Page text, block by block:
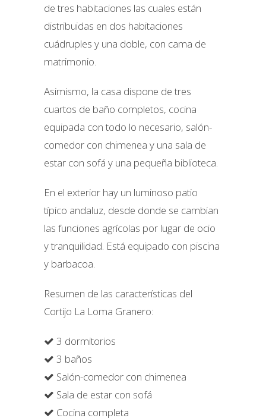
de tres habitaciones las cuales están
distribuidas en dos habitaciones
cuádruples y una doble, con cama de
matrimonio.
Asimismo, la casa dispone de tres
cuartos de baño completos, cocina
equipada con todo lo necesario, salón-
comedor con chimenea y una sala de
estar con sofá y una pequeña biblioteca.
En el exterior hay un luminoso patio
típico andaluz, desde donde se cambian
las funciones agrícolas por lugar de ocio
y tranquilidad. Está equipado con piscina
y barbacoa.
Resumen de las características del
Cortijo La Loma Granero:
3 dormitorios
3 baños
Salón-comedor con chimenea
Sala de estar con sofá
Cocina completa